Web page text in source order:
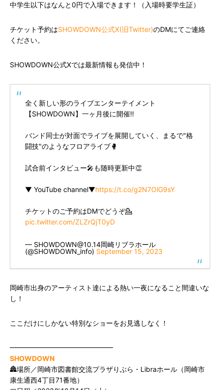
中学生以下はなんと0円で入場できます！（入場時要学生証）
チケット予約はSHOWDOWN公式X(旧Twitter)のDMにてご連絡
ください。
SHOWDOWN公式Xでは最新情報も発信中！
全く新しい形のライブエンターテイメント
【SHOWDOWN】一ヶ月後に開催‼️
バンド同士が対面でライブを展開していく、まるで"格
闘技"のようなフロアライブ🥊
試合前インタビュー🎤も随時更新中👏
▼ YouTube channel▼https://t.co/g2N7OlG9sY
チケットのご予約はDMでどうぞ💁
pic.twitter.com/ZLZrQjT0yD
— SHOWDOWN@10.14岡崎リブラホール
(@SHOWDOWN_info) September 15, 2023
岡崎市出身のアーティスト達による熱い一夜になること間違いな
し！
ここだけにしかない特別なショーをお見逃しなく！
━━━━━━━━━━━━━━━
SHOWDOWN
🏯場所／岡崎市図書館交流プラザりぶら・Libraホール（岡崎市
康生通西4丁目71番地）